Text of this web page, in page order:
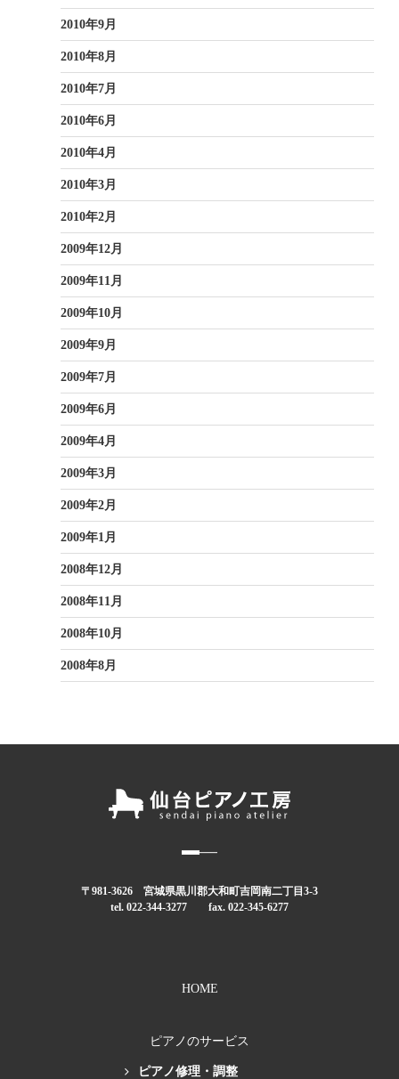
2010年9月
2010年8月
2010年7月
2010年6月
2010年4月
2010年3月
2010年2月
2009年12月
2009年11月
2009年10月
2009年9月
2009年7月
2009年6月
2009年4月
2009年3月
2009年2月
2009年1月
2008年12月
2008年11月
2008年10月
2008年8月
〒981-3626 宮城県黒川郡大和町吉岡南二丁目3-3
tel. 022-344-3277 fax. 022-345-6277
HOME
ピアノのサービス
ピアノ修理・調整